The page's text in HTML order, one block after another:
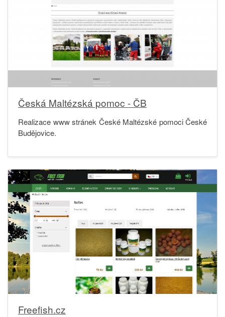
Česká Maltézská pomoc - ČB
Realizace www stránek České Maltézské pomoci České
Budějovice.
Freefish.cz